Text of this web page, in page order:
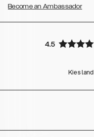
Become an Ambassador
4.5
Kies land